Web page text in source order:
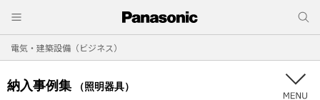
電気・建築設備（ビジネス）
納入事例集 （照明器具）